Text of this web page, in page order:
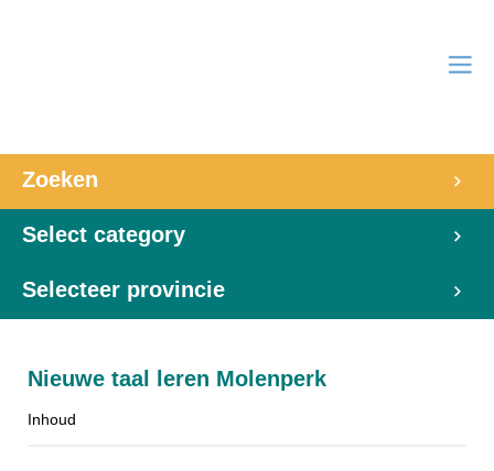
Zoeken
Select category
Selecteer provincie
Nieuwe taal leren Molenperk
Inhoud